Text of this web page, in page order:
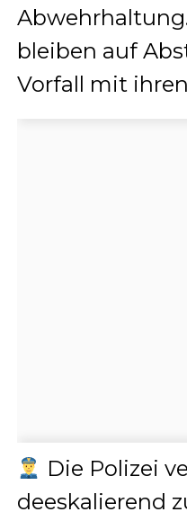
bleiben auf
Vorfall mit
Die Polizei
deeskalierend